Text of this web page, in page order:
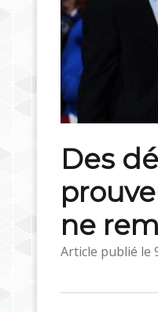
Des
ne
Article publié le